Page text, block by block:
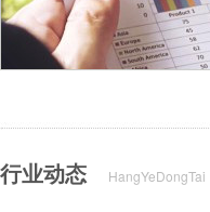
行业动态 HangYeDongTai